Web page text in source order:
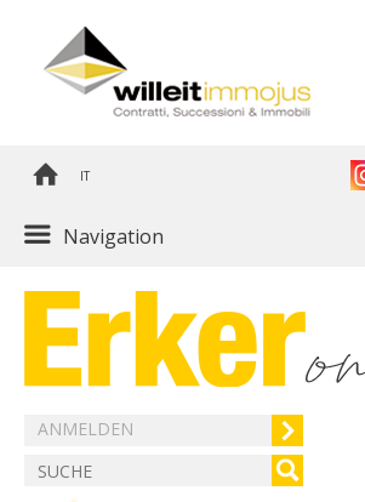
IT
Navigation
ANMELDEN